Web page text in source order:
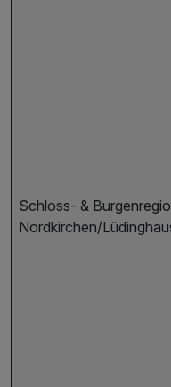
Schloss- &
Nordkirchen/